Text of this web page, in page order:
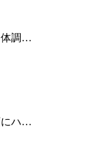
体調…
にハ…